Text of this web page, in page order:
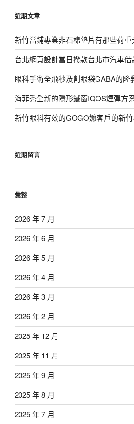
字:
近期文章
新竹當鋪專業非石棉墊片有那些荷
台北網頁設計當日撥款台北市汽車
眼科手術全飛秒及割眼袋GABA的隆
海菲秀全新的隱形鐵窗IQOS煙彈方
新竹眼科有效的GOGO嬤客戶的新
近期留言
彙整
2026 年 7 月
2026 年 6 月
2026 年 5 月
2026 年 4 月
2026 年 3 月
2026 年 2 月
2025 年 12 月
2025 年 11 月
2025 年 9 月
2025 年 8 月
2025 年 7 月